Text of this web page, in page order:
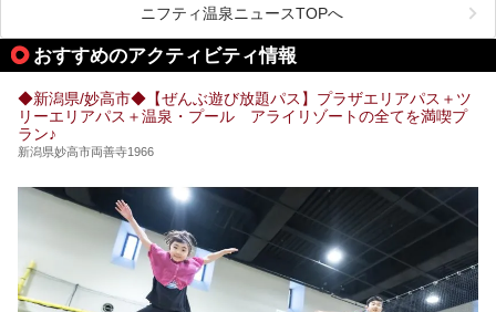
す。
この記事では、弥彦温泉の宿泊に最適なおすすめ宿や、日帰
り施設、グルメスポット、弥彦の自然を堪能できる観光スポ
ットをご紹介します。初めての弥彦温泉旅行を計画している
方に向けて、弥彦温泉の魅力を存分にお伝えしますので、ぜ
ひ参考にしてみてくださいね！
ニフティ温泉ニュースTOPへ
おすすめのアクティビティ情報
◆新潟県/妙高市◆【ぜんぶ遊び放題パス】プラザエリアパス＋ツ
リーエリアパス＋温泉・プール アライリゾートの全てを満喫プ
ラン♪
新潟県妙高市両善寺1966